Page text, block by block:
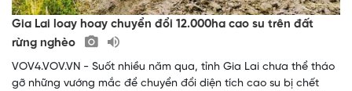
Gia Lai loay hoay chuyển đổi 12.000ha cao su trên đất
rừng nghèo
VOV4.VOV.VN - Suốt nhiều năm qua, tỉnh Gia Lai chưa thể tháo
gỡ những vướng mắc để chuyển đổi diện tích cao su bị chết